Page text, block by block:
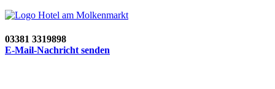
03381 3319898
E-Mail-Nachricht senden